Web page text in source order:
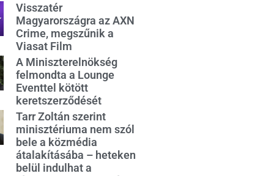
Visszatér
Magyarországra az AXN
Crime, megszűnik a
Viasat Film
A Miniszterelnökség
felmondta a Lounge
Eventtel kötött
keretszerződését
Tarr Zoltán szerint
minisztériuma nem szól
bele a közmédia
átalakításába – heteken
belül indulhat a